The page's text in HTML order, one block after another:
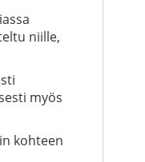
niille,
myös
kohteen